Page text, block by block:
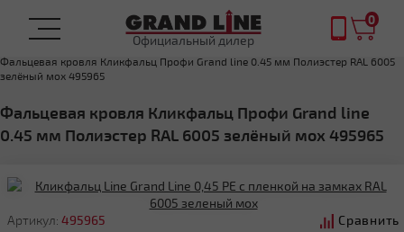
Официальный дилер
0
ФАЛЬЦЕВАЯ КРОВЛЯ
Фальцевая кровля Кликфальц Профи Grand line 0.45 мм Полиэстер RAL 6005
зелёный мох 495965
Фальцевая кровля Кликфальц Профи Grand line
0.45 мм Полиэстер RAL 6005 зелёный мох 495965
Артикул: 495965 Сравнить